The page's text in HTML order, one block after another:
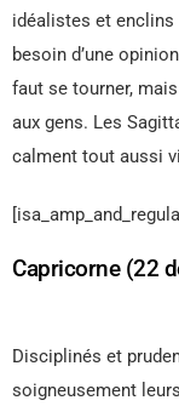
idéalistes et enclins
besoin d’une
faut se tourner,
aux gens. Les
calment tout aussi
Capricorne (22
Disciplinés et
soigneusement